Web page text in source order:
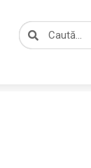
CautăCaută